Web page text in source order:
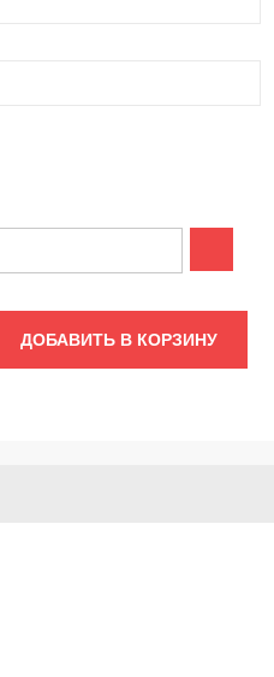
ДОБАВИТЬ В КОРЗИНУ